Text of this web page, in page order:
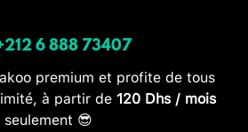
6 888 73407
premium et profite de tous
à partir de 120 Dhs / mois
seulement 😎